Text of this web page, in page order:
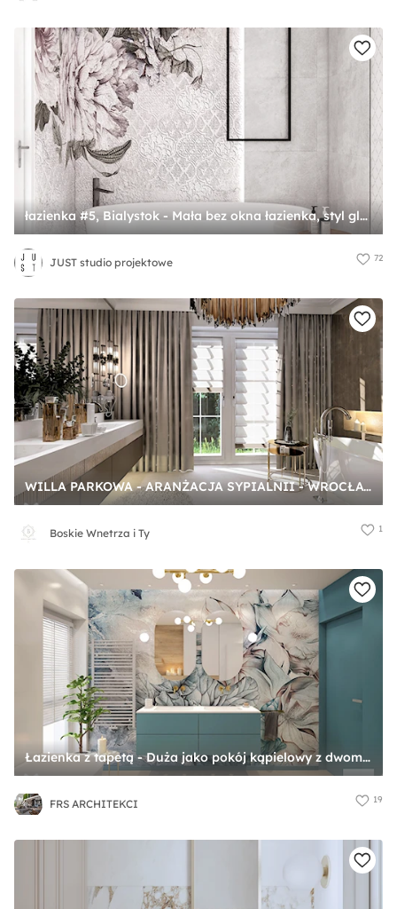
łazienka #5, Bialystok - Mała bez okna łazienka, styl glamour - zdjęcie od JUST studio projektowe
JUST studio projektowe 72
WILLA PARKOWA - ARANŻACJA SYPIALNII - WROCŁAW - Łazienka, styl glamour - zdjęcie od Boskie Wnetrza i Ty
Boskie Wnetrza i Ty 1
Łazienka z tapetą - Duża jako pokój kąpielowy z dwoma umywalkami z punktowym oświetleniem łazienka z oknem, styl glamour - zdjęcie od FRS ARCHITEKCI
FRS ARCHITEKCI 19